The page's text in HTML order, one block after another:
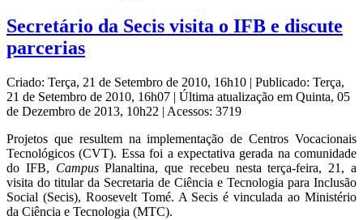
Secretário da Secis visita o IFB e discute
parcerias
Criado: Terça, 21 de Setembro de 2010, 16h10 | Publicado: Terça,
21 de Setembro de 2010, 16h07 | Última atualização em Quinta, 05
de Dezembro de 2013, 10h22 | Acessos: 3719
Projetos que resultem na implementação de Centros Vocacionais
Tecnológicos (CVT). Essa foi a expectativa gerada na comunidade
do IFB, CampusPlanaltina, que recebeu nesta terça-feira, 21, a
visita do titular da Secretaria de Ciência e Tecnologia para Inclusão
Social (Secis), Roosevelt Tomé. A Secis é vinculada ao Ministério
da Ciência e Tecnologia (MTC).